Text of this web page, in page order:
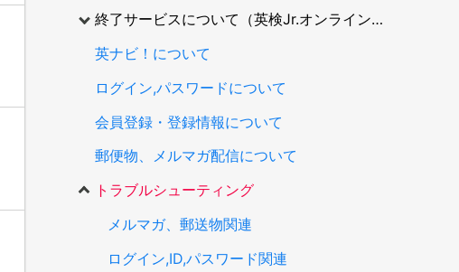
終了サービスについて（英検Jr.オンライン版、英検合否閲覧など）
英ナビ！について
ログイン,パスワードについて
会員登録・登録情報について
郵便物、メルマガ配信について
トラブルシューティング
メルマガ、郵送物関連
ログイン,ID,パスワード関連